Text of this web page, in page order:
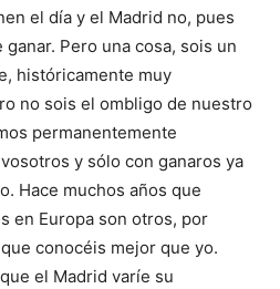
el día y el Madrid no, pues
ganar. Pero una cosa, sois un
históricamente muy
no sois el ombligo de nuestro
permanentemente
y sólo con ganaros ya
Hace muchos años que
en Europa son otros, por
conocéis mejor que yo.
el Madrid varíe su